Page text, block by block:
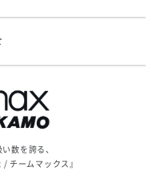
数を誇る、
チームマックス』